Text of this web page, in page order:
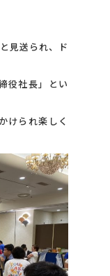
見送られ、ド
役社長」とい
けられ楽しく